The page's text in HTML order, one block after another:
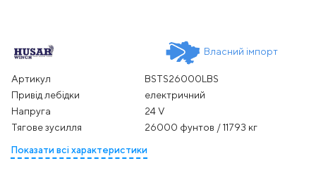
Власний імпорт
Артикул
BSTS26000LBS
Привід лебідки
електричний
Напруга
24 V
Тягове зусилля
26000 фунтов / 11793 кг
Показати всі характеристики